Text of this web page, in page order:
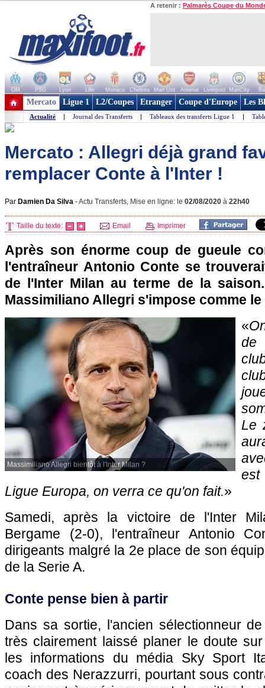
A retenir : Palmarès Coupe du
OM PSG Lyon Lille Monaco Chelsea Man Utd Arsenal Liverpool ManCity
+ de clubs
Mercato Ligue 1 L2/Coupes Etranger Coupe d'Europe Les
Actualité | Journal des Transferts | Tableaux des transferts Ligue 1 |
Mercato : Allegri déjà grand
remplacer Conte à l'Inter !
Par Damien Da Silva -Actu Transferts, Mise en ligne: le 02/08/2020 à 22h40
Taille du texte: Email Imprimer
Après son énorme coup de gueule
l'entraîneur Antonio Conte se
de l'Inter Milan au terme de la
Massimiliano Allegri s'impose comme
Massimiliano Allegri bientôt à l'Inter Milan ?
«
de
Le
Ligue Europa, on verra ce qu'on fait.»
Samedi, après la victoire de l'Inter
Bergame (2-0), l'entraîneur Antonio
dirigeants malgré la 2e place de son
de la Serie A.
Conte pense bien à partir
Dans sa sortie, l'ancien sélectionneur
très clairement laissé planer le doute
les informations du média Sky Sport
coach des Nerazzurri, pourtant sous